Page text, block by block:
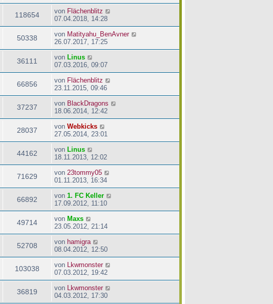
118654 von Flächenblitz
07.04.2018, 14:28
50338 von Matityahu_BenAvner
26.07.2017, 17:25
36111 von Linus
07.03.2016, 09:07
66856 von Flächenblitz
23.11.2015, 09:46
37237 von BlackDragons
18.06.2014, 12:42
28037 von Webkicks
27.05.2014, 23:01
44162 von Linus
18.11.2013, 12:02
71629 von 23tommy05
01.11.2013, 16:34
66892 von 1. FC Keller
17.09.2012, 11:10
49714 von Maxs
23.05.2012, 21:14
52708 von hamigra
08.04.2012, 12:50
103038 von
Lkwmonster
07.03.2012, 19:42
36819 von
Lkwmonster
04.03.2012, 17:30